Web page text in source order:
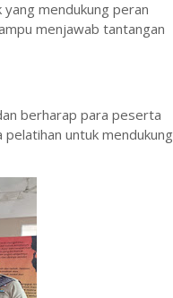
mendukung peran
menjawab tantangan
berharap para peserta
untuk mendukung